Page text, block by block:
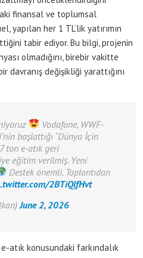
finansal ve toplumsal
yapılan her 1 TL’lik yatırımın
tabir ediyor. Bu bilgi, projenin
olmadığını, birebir vakitte
davranış değişikliği yarattığını
Vodafone, WWF-
başlattığı “Dünya İçin
ton e-atık geri
eğitim verilmiş. Yeni
Destek önemli. Toplantıdan
2BTiQlfHvt
June 2, 2026
atık konusundaki farkındalık